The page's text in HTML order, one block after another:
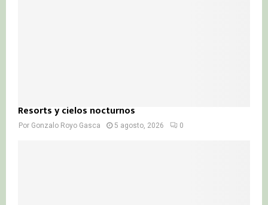
Resorts y cielos nocturnos
Por Gonzalo Royo Gasca 5 agosto, 2026 0